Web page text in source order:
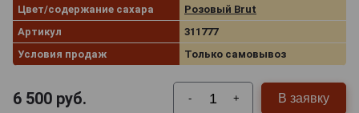
Цвет/содержание сахара
Розовый Brut
Артикул
311777
Условия продаж
Только самовывоз
6 500 руб. - + В заявку